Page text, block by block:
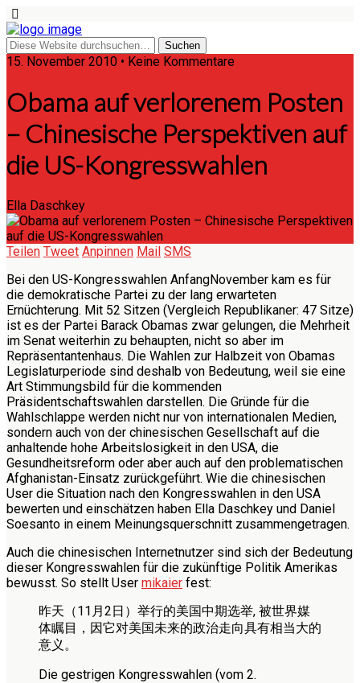
15. November 2010 • Keine Kommentare
Obama auf verlorenem Posten
– Chinesische Perspektiven auf
die US-Kongresswahlen
Ella Daschkey
Teilen Tweet Anpinnen Mail SMS
Bei den US-Kongresswahlen AnfangNovember kam es für
die demokratische Partei zu der lang erwarteten
Ernüchterung. Mit 52 Sitzen (Vergleich Republikaner: 47 Sitze)
ist es der Partei Barack Obamas zwar gelungen, die Mehrheit
im Senat weiterhin zu behaupten, nicht so aber im
Repräsentantenhaus. Die Wahlen zur Halbzeit von Obamas
Legislaturperiode sind deshalb von Bedeutung, weil sie eine
Art Stimmungsbild für die kommenden
Präsidentschaftswahlen darstellen. Die Gründe für die
Wahlschlappe werden nicht nur von internationalen Medien,
sondern auch von der chinesischen Gesellschaft auf die
anhaltende hohe Arbeitslosigkeit in den USA, die
Gesundheitsreform oder aber auch auf den problematischen
Afghanistan-Einsatz zurückgeführt. Wie die chinesischen
User die Situation nach den Kongresswahlen in den USA
bewerten und einschätzen haben Ella Daschkey und Daniel
Soesanto in einem Meinungsquerschnitt zusammengetragen.
Auch die chinesischen Internetnutzer sind sich der Bedeutung
dieser Kongresswahlen für die zukünftige Politik Amerikas
bewusst. So stellt User mikaier fest:
昨天（11月2日）举行的美国中期选举, 被世界媒
体瞩目，因它对美国未来的政治走向具有相当大的
意义。
Die gestrigen Kongresswahlen (vom 2.